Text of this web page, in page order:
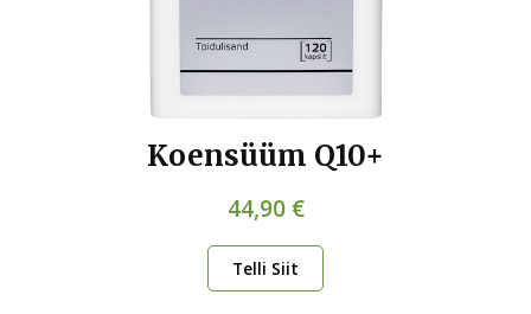
Koensüüm Q10+
44,90 €
Telli Siit